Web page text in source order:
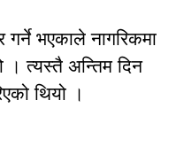
गर्ने भएकाले नागरिकमा
। त्यस्तै अन्तिम दिन
थियो ।